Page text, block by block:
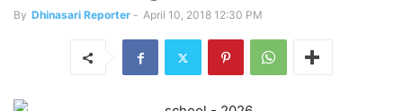
By Dhinasari Reporter - April 10, 2018 12:30 PM